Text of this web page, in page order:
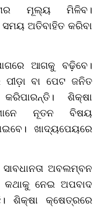
ମୂଲ୍ୟ ମିଳିବ।
ଅତିବାହିତ କରିବା
ଆଗକୁ ବଢ଼ିବେ।
ବା ପେଟ ଜନିତ
ଶିକ୍ଷା
ନୂତନ ବିଷୟ
ଖାଦ୍ୟପେୟରେ
ଅବଲମ୍ବନ
ନେଇ ଅପବାଦ
ଶିକ୍ଷା କ୍ଷେତ୍ରରେ